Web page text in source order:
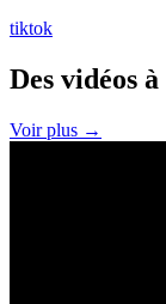
tiktok
Des vidéos à
Voir plus →